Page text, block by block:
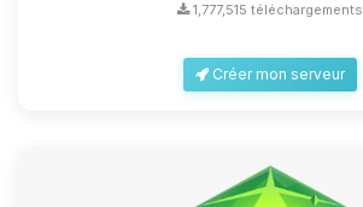
1,777,515 téléchargements
Créer mon serveur